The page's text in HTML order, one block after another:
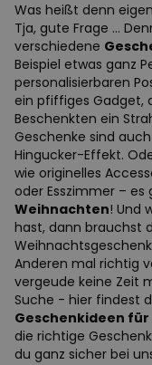
Was heißt denn
Tja, gute Frage …
verschiedene
Beispiel etwas ganz
personalisierbaren
ein pfiffiges Gadget,
Beschenkten ein
Geschenke sind
Hingucker-Effekt.
wie originelles
oder Esszimmer – es
Weihnachten! Und
hast, dann brauchst
Anderen mal richtig
vergeude keine Zeit
Suche - hier findest
Geschenkideen
die richtige
du ganz sicher bei